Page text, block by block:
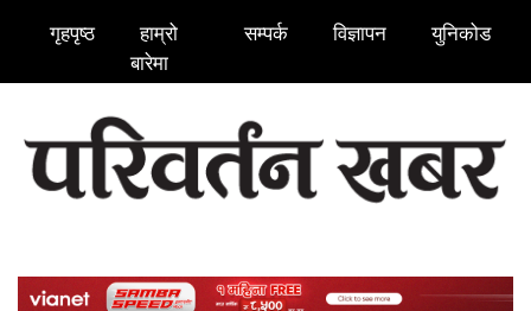
गृहपृष्ठ
हाम्रो
बारेमा
सम्पर्क विज्ञापन युनिकोड